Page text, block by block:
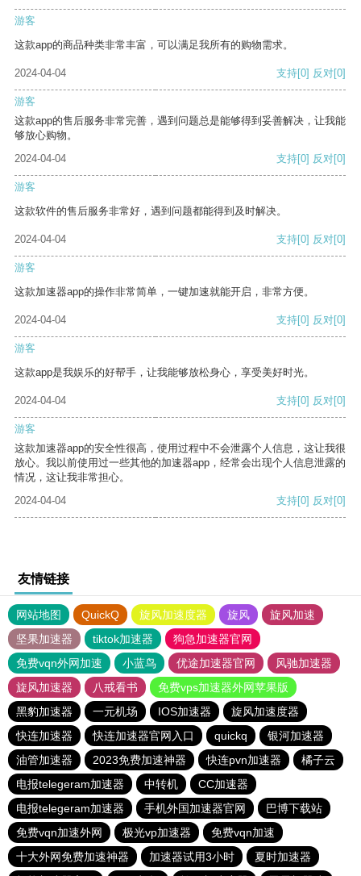
游客
这款app的商品种类非常丰富，可以满足我所有的购物需求。
2024-04-04 支持[0] 反对[0]
游客
这款app的售后服务非常完善，遇到问题总是能够得到妥善解决，让我能
够放心购物。
2024-04-04
支持[0] 反对[0]
游客
这款软件的售后服务非常好，遇到问题都能得到及时解决。
2024-04-04 支持[0] 反对[0]
游客
这款加速器app的操作非常简单，一键加速就能开启，非常方便。
2024-04-04 支持[0] 反对[0]
游客
这款app是我娱乐的好帮手，让我能够放松身心，享受美好时光。
2024-04-04 支持[0] 反对[0]
游客
这款加速器app的安全性很高，使用过程中不会泄露个人信息，这让我很
放心。我以前使用过一些其他的加速器app，经常会出现个人信息泄露的
情况，这让我非常担心。
2024-04-04
支持[0] 反对[0]
友情链接
网站地图 QuickQ 旋风加速度器 旋风
旋风加速
坚果加速器
tiktok加速器
狗急加速器官网
免费vqn外网加速
小蓝鸟 优途加速器官网
风驰加速器
旋风加速器
八戒看书
免费vps加速器外网苹果版
黑豹加速器
一元机场 IOS加速器
旋风加速度器
快连加速器
快连加速器官网入口 quickq
银河加速器
油管加速器
2023免费加速神器 快连pvn加速器
橘子云
电报telegeram加速器
中转机
CC加速器
电报telegeram加速器
手机外国加速器官网
巴博下载站
免费vqn加速外网
极光vp加速器
免费vqn加速
十大外网免费加速神器
加速器试用3小时
夏时加速器